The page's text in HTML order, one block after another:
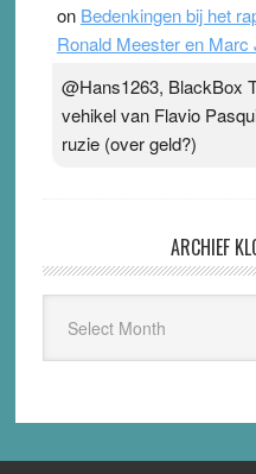
on Bedenkingen bij het
Ronald Meester en Marc
@Hans1263, BlackBox
vehikel van Flavio
ruzie (over geld?)
ARCHIEF
Kloptdatwel.nl